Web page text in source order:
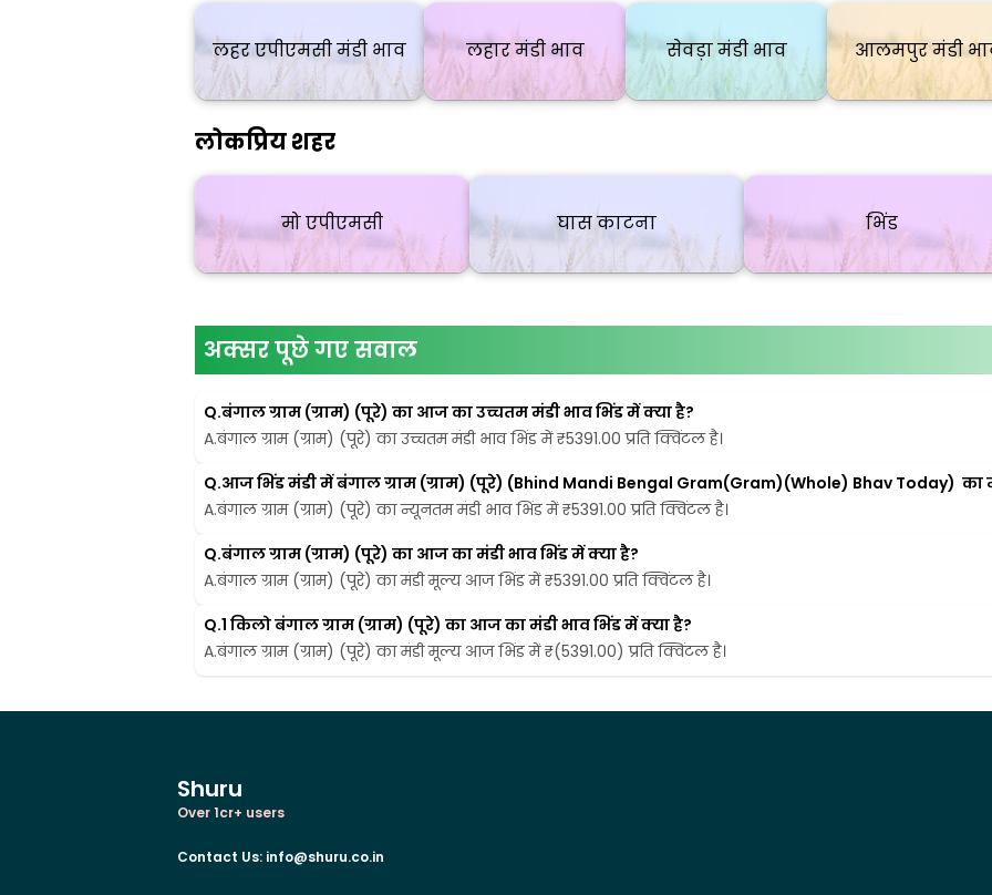
लहर एपीएमसी मंडी भाव लहार मंडी भाव सेवड़ा मंडी भाव आलमपुर मंडी
लोकप्रिय शहर
मो एपीएमसी घास काटना भिंड
अक्सर पूछे गए सवाल
Q.बंगाल ग्राम (ग्राम) (पूरे) का आज का उच्चतम मंडी भाव भिंड में क्या है?
A.बंगाल ग्राम (ग्राम) (पूरे) का उच्चतम मंडी भाव भिंड में ₹5391.00 प्रति क्विंटल है।
Q.आज भिंड मंडी में बंगाल ग्राम (ग्राम) (पूरे) (Bhind Mandi Bengal Gram(Gram)(Whole) Bhav Today)  का
A.बंगाल ग्राम (ग्राम) (पूरे) का न्यूनतम मंडी भाव भिंड में ₹5391.00 प्रति क्विंटल है।
Q.बंगाल ग्राम (ग्राम) (पूरे) का आज का मंडी भाव भिंड में क्या है?
A.बंगाल ग्राम (ग्राम) (पूरे) का मंडी मूल्य आज भिंड में ₹5391.00 प्रति क्विंटल है।
Q.1 किलो बंगाल ग्राम (ग्राम) (पूरे) का आज का मंडी भाव भिंड में क्या है?
A.बंगाल ग्राम (ग्राम) (पूरे) का मंडी मूल्य आज भिंड में ₹(5391.00) प्रति क्विंटल है।
Shuru
Over 1cr+ users
Contact Us: info@shuru.co.in